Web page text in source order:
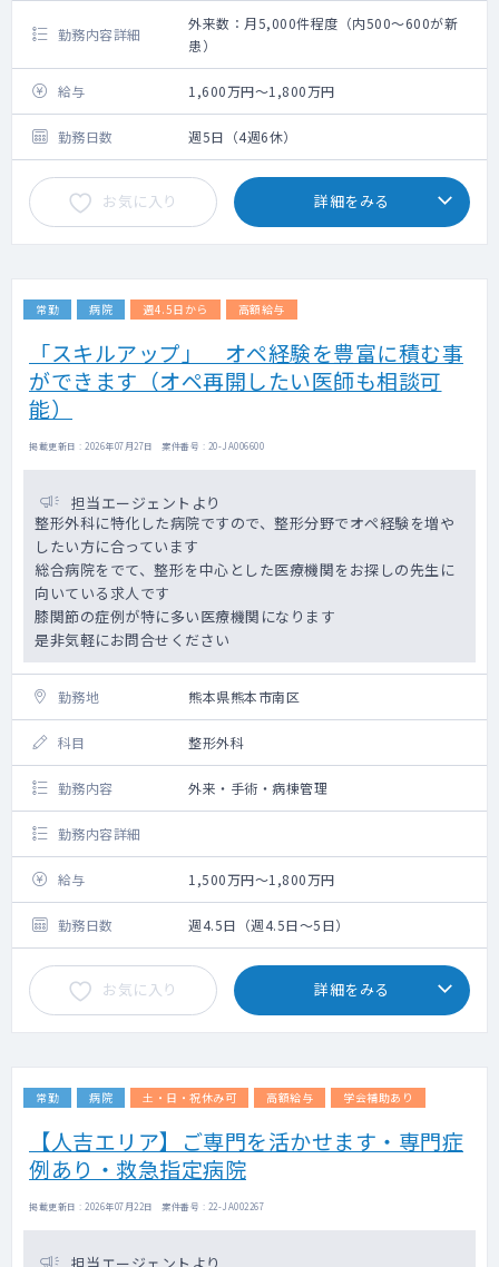
勤務内容詳細
外来数：月5,000件程度（内500～600が新
患）
給与 1,600万円～1,800万円
勤務日数 週5日（4週6休）
お気に入り 詳細をみる
常勤 病院 週4.5日から 高額給与
「スキルアップ」 オペ経験を豊富に積む事
ができます（オペ再開したい医師も相談可
能）
掲載更新日 : 2026年07月27日 案件番号 : 20-JA006600
担当エージェントより
整形外科に特化した病院ですので、整形分野でオペ経験を増や
したい方に合っています
総合病院をでて、整形を中心とした医療機関をお探しの先生に
向いている求人です
膝関節の症例が特に多い医療機関になります
是非気軽にお問合せください
勤務地 熊本県熊本市南区
科目 整形外科
勤務内容 外来・手術・病棟管理
勤務内容詳細
給与 1,500万円～1,800万円
勤務日数 週4.5日（週4.5日～5日）
お気に入り 詳細をみる
常勤 病院 土・日・祝休み可 高額給与 学会補助あり
【人吉エリア】ご専門を活かせます・専門症
例あり・救急指定病院
掲載更新日 : 2026年07月22日 案件番号 : 22-JA002267